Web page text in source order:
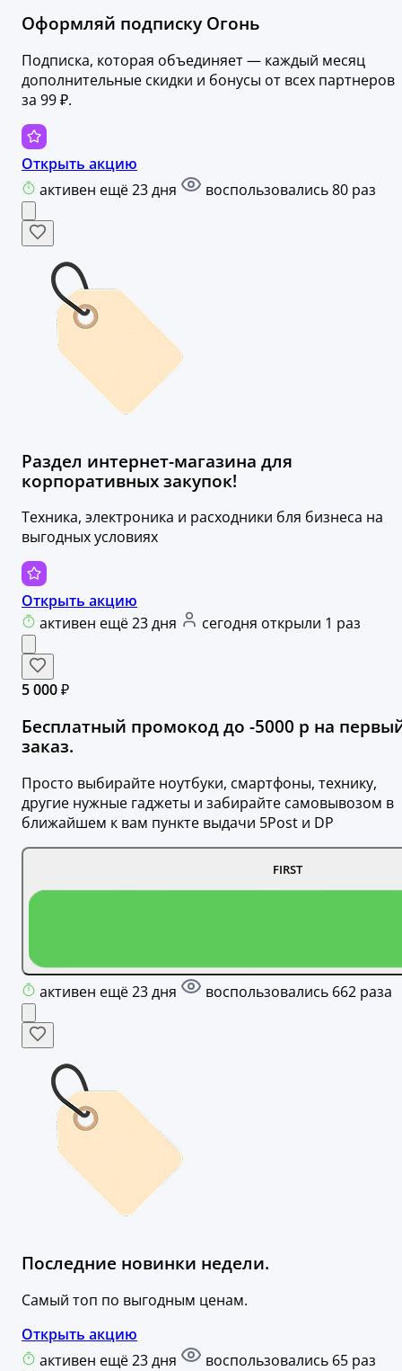
Оформляй подписку Огонь
Подписка, которая объединяет — каждый месяц
дополнительные скидки и бонусы от всех партнеров
за 99 ₽.
Открыть акцию
активен ещё 23 дня
воспользовались 80 раз
Раздел интернет-магазина для
корпоративных закупок!
Техника, электроника и расходники бля бизнеса на
выгодных условиях
Открыть акцию
активен ещё 23 дня
сегодня открыли 1 раз
5 000 ₽
Бесплатный промокод до -5000 р на
заказ.
Просто выбирайте ноутбуки, смартфоны, технику,
другие нужные гаджеты и забирайте самовывозом в
ближайшем к вам пункте выдачи 5Post и DP
FIRST
активен ещё 23 дня воспользовались 662 раза
Последние новинки недели.
Самый топ по выгодным ценам.
Открыть акцию
активен ещё 23 дня
воспользовались 65 раз